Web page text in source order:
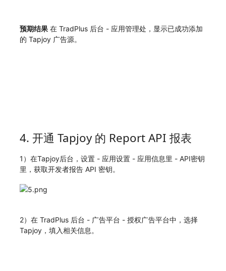
预期结果在 TradPlus 后台 - 应用管理处，显示已成功添加
的 Tapjoy 广告源。
4. 开通 Tapjoy 的 Report API 报表
1）在Tapjoy后台，设置 - 应用设置 - 应用信息里 - API密钥
里，获取开发者报告 API 密钥。
2）在 TradPlus 后台 - 广告平台 - 授权广告平台中，选择
Tapjoy，填入相关信息。